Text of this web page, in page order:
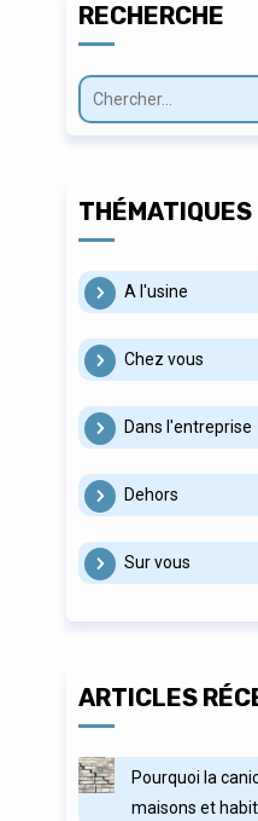
RECHERCHE
THÉMATIQUES
A l'usine
Chez vous
Dans l'entreprise
Dehors
Sur vous
ARTICLES
Pourquoi la
maisons et